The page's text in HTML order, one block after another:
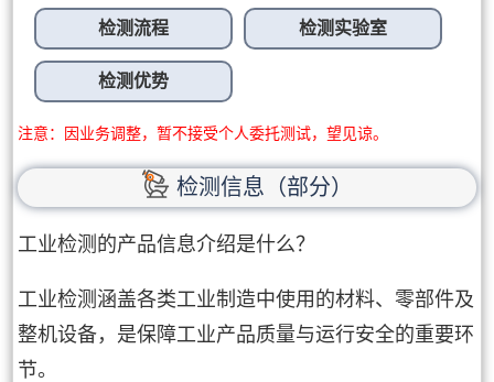
检测流程 检测实验室
检测优势
注意：因业务调整，暂不接受个人委托测试，望见谅。
检测信息（部分）
工业检测的产品信息介绍是什么？
工业检测涵盖各类工业制造中使用的材料、零部件及
整机设备，是保障工业产品质量与运行安全的重要环
节。